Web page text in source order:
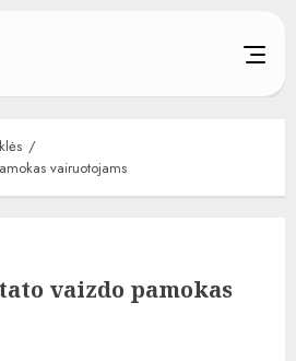
vairuotojams
vaizdo pamokas